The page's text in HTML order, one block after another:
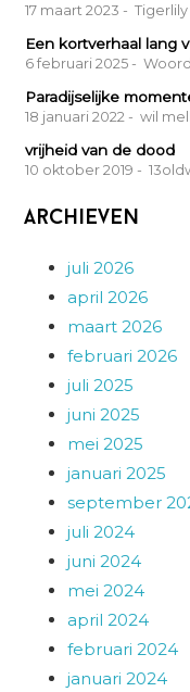
17 maart 2023 - Tigerlily
Een kortverhaal lang
6 februari 2025 -
Paradijselijke
18 januari 2022 - wil
vrijheid van de dood
10 oktober 2019 -
Archieven
juli 2026
april 2026
maart 2026
februari 2026
juli 2025
juni 2025
mei 2025
januari 2025
september
juli 2024
juni 2024
mei 2024
april 2024
februari 2024
januari 2024